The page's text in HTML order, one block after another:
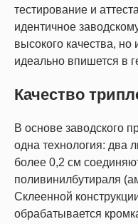
тестирование и
идентичное
высокого качества, но
идеально впишется в
Качество
В основе заводского
одна технология: два
более 0,2 см
поливинилбутираля
Склеенной
обрабатывается